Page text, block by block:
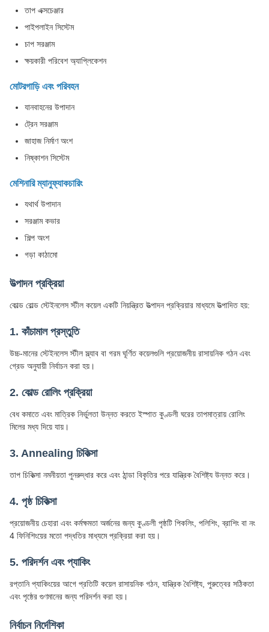
তাপ এক্সচেঞ্জার
পাইপলাইন সিস্টেম
চাপ সরঞ্জাম
ক্ষয়কারী পরিবেশ অ্যাপ্লিকেশন
মোটরগাড়ি এবং পরিবহন
যানবাহনের উপাদান
ট্রেন সরঞ্জাম
জাহাজ নির্মাণ অংশ
নিষ্কাশন সিস্টেম
মেশিনারি ম্যানুফ্যাকচারিং
যথার্থ উপাদান
সরঞ্জাম কভার
শিল্প অংশ
গড়া কাঠামো
উত্পাদন প্রক্রিয়া
কোল্ড রোল্ড স্টেইনলেস স্টীল কয়েল একটি নিয়ন্ত্রিত উত্পাদন প্রক্রিয়ার মাধ্যমে উত্পাদিত হয়:
1. কাঁচামাল প্রস্তুতি
উচ্চ-মানের স্টেইনলেস স্টীল স্ল্যাব বা গরম ঘূর্ণিত কয়েলগুলি প্রয়োজনীয় রাসায়নিক গঠন এবং
গ্রেড অনুযায়ী নির্বাচন করা হয়।
2. কোল্ড রোলিং প্রক্রিয়া
বেধ কমাতে এবং মাত্রিক নির্ভুলতা উন্নত করতে ইস্পাত কুণ্ডলী ঘরের তাপমাত্রায় রোলিং
মিলের মধ্য দিয়ে যায়।
3. Annealing চিকিত্সা
তাপ চিকিত্সা নমনীয়তা পুনরুদ্ধার করে এবং ঠান্ডা বিকৃতির পরে যান্ত্রিক বৈশিষ্ট্য উন্নত করে।
4. পৃষ্ঠ চিকিত্সা
প্রয়োজনীয় চেহারা এবং কর্মক্ষমতা অর্জনের জন্য কুণ্ডলী পৃষ্ঠটি পিকলিং, পলিশিং, ব্রাশিং বা নং
4 ফিনিশিংয়ের মতো পদ্ধতির মাধ্যমে প্রক্রিয়া করা হয়।
5. পরিদর্শন এবং প্যাকিং
রপ্তানি প্যাকিংয়ের আগে প্রতিটি কয়েল রাসায়নিক গঠন, যান্ত্রিক বৈশিষ্ট্য, পুরুত্বের সঠিকতা
এবং পৃষ্ঠের গুণমানের জন্য পরিদর্শন করা হয়।
নির্বাচন নির্দেশিকা